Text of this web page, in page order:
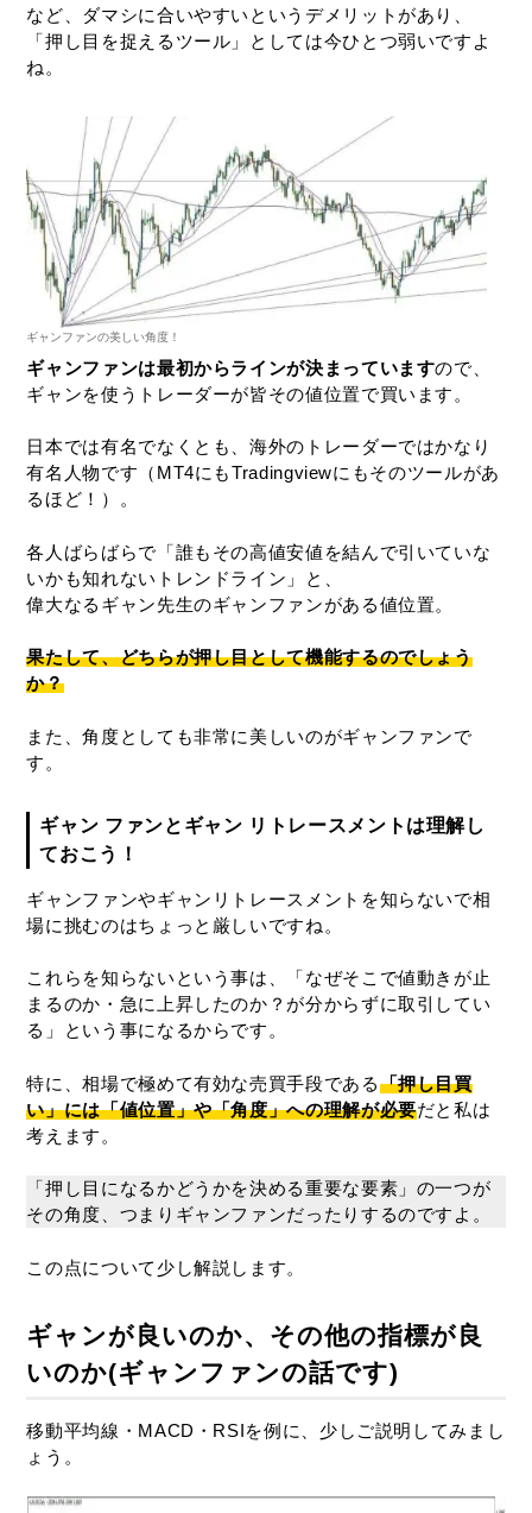
など、ダマシに合いやすいというデメリットがあり、
「押し目を捉えるツール」としては今ひとつ弱いですよ
ね。
ギャンファンの美しい角度！
ギャンファンは最初からラインが決まっていますので、
ギャンを使うトレーダーが皆その値位置で買います。
日本では有名でなくとも、海外のトレーダーではかなり
有名人物です（MT4にもTradingviewにもそのツールがあ
るほど！）。
各人ばらばらで「誰もその高値安値を結んで引いていな
いかも知れないトレンドライン」と、
偉大なるギャン先生のギャンファンがある値位置。
果たして、どちらが押し目として機能するのでしょう
か？
また、角度としても非常に美しいのがギャンファンで
す。
ギャン ファンとギャン リトレースメントは理解し
ておこう！
ギャンファンやギャンリトレースメントを知らないで相
場に挑むのはちょっと厳しいですね。
これらを知らないという事は、「なぜそこで値動きが止
まるのか・急に上昇したのか？が分からずに取引してい
る」という事になるからです。
特に、相場で極めて有効な売買手段である「押し目買
い」には「値位置」や「角度」への理解が必要だと私は
考えます。
「押し目になるかどうかを決める重要な要素」の一つが
その角度、つまりギャンファンだったりするのですよ。
この点について少し解説します。
ギャンが良いのか、その他の指標が良
いのか(ギャンファンの話です)
移動平均線・MACD・RSIを例に、少しご説明してみまし
ょう。